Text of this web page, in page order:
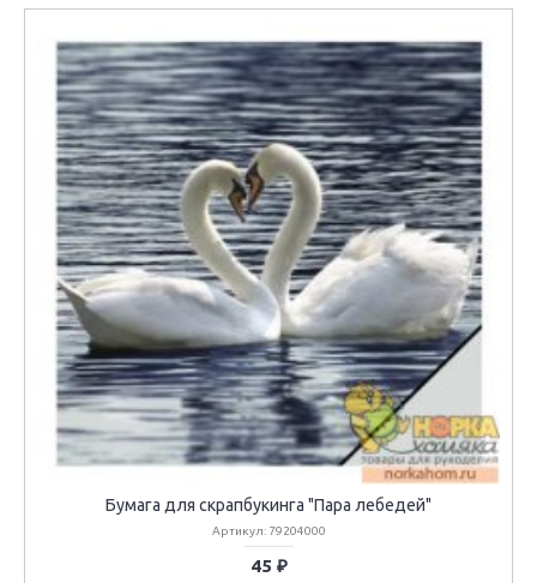
Бумага для скрапбукинга "Пара лебедей"
Артикул: 79204000
45 ₽